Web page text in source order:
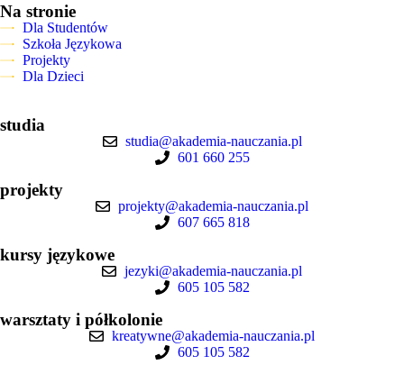
Na stronie
Dla Studentów
Szkoła Językowa
Projekty
Dla Dzieci
studia
studia@akademia-nauczania.pl
601 660 255
projekty
projekty@akademia-nauczania.pl
607 665 818
kursy językowe
jezyki@akademia-nauczania.pl
605 105 582
warsztaty i półkolonie
kreatywne@akademia-nauczania.pl
605 105 582